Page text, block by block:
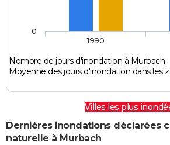
Nombre de jours d'inondation à Murbach
Moyenne des jours d'inondation dans les
1990
0
Villes les plus
Dernières inondations déclarées
naturelle à Murbach